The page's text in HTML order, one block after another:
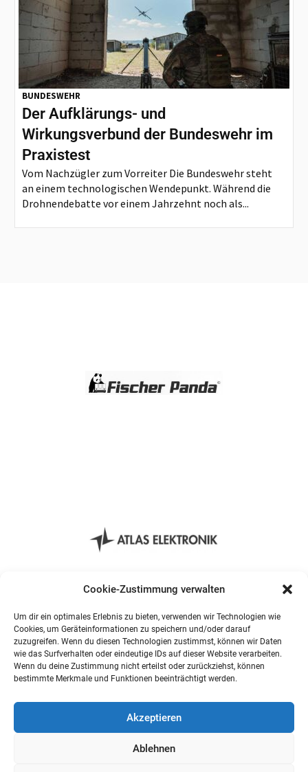
Cookie-Zustimmung verwalten
Um dir ein optimales Erlebnis zu bieten, verwenden wir Technologien wie
Cookies, um Geräteinformationen zu speichern und/oder darauf
zuzugreifen. Wenn du diesen Technologien zustimmst, können wir Daten
wie das Surfverhalten oder eindeutige IDs auf dieser Website verarbeiten.
Wenn du deine Zustimmung nicht erteilst oder zurückziehst, können
bestimmte Merkmale und Funktionen beeinträchtigt werden.
Akzeptieren
Ablehnen
BUNDESWEHR
Der Aufklärungs- und
Wirkungsverbund der Bundeswehr im
Praxistest
Vom Nachzügler zum Vorreiter Die Bundeswehr steht
an einem technologischen Wendepunkt. Während die
Drohnendebatte vor einem Jahrzehnt noch als...